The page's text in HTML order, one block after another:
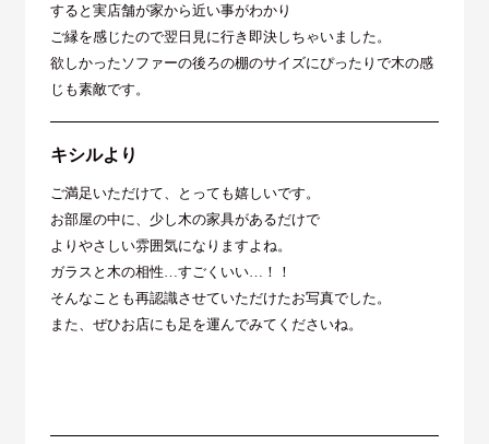
すると実店舗が家から近い事がわかり
ご縁を感じたので翌日見に行き即決しちゃいました。
欲しかったソファーの後ろの棚のサイズにぴったりで木の感
じも素敵です。
キシルより
ご満足いただけて、とっても嬉しいです。
お部屋の中に、少し木の家具があるだけで
よりやさしい雰囲気になりますよね。
ガラスと木の相性…すごくいい…！！
そんなことも再認識させていただけたお写真でした。
また、ぜひお店にも足を運んでみてくださいね。